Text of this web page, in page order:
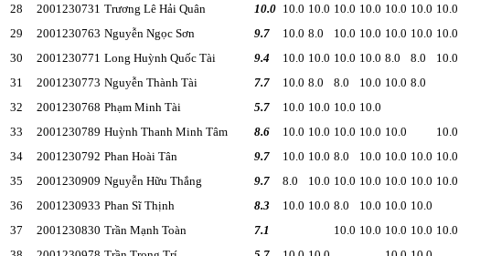
28
2001230731 Trương Lê Hải Quân 10.0 10.0 10.0 10.0 10.0 10.0 10.0 10.0
29
2001230763 Nguyễn Ngọc Sơn 9.7 10.0 8.0 10.0 10.0 10.0 10.0 10.0
30
2001230771 Long Huỳnh Quốc Tài 9.4 10.0 10.0 10.0 10.0 8.0 8.0
10.0
31
2001230773 Nguyễn Thành Tài 7.7 10.0 8.0 8.0 10.0 10.0 8.0
32
2001230768 Phạm Minh Tài 5.7 10.0 10.0 10.0 10.0
33
2001230789 Huỳnh Thanh Minh Tâm 8.6 10.0 10.0 10.0 10.0 10.0
10.0
34
2001230792 Phan Hoài Tân 9.7 10.0 10.0 8.0 10.0 10.0 10.0 10.0
35
2001230909 Nguyễn Hữu Thắng 9.7 8.0 10.0 10.0 10.0 10.0 10.0 10.0
36
2001230933 Phan Sĩ Thịnh 8.3 10.0 10.0 8.0 10.0 10.0 10.0
37
2001230830 Trần Mạnh Toàn 7.1 10.0 10.0 10.0 10.0 10.0